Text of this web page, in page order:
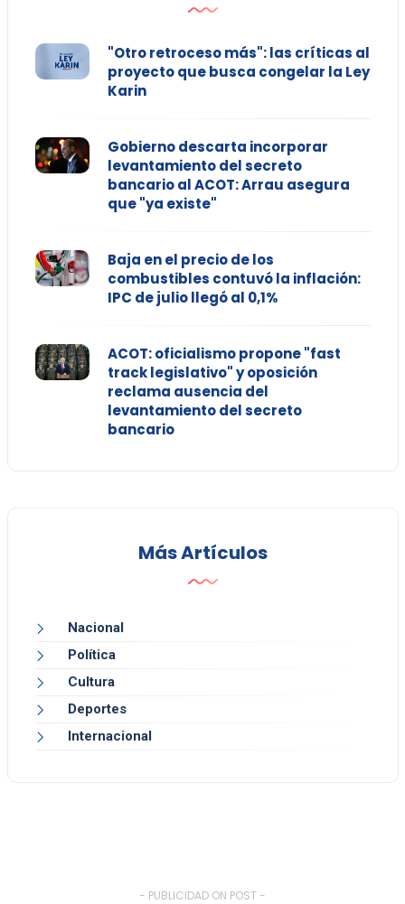
"Otro retroceso más": las críticas al
proyecto que busca congelar la Ley
Karin
Gobierno descarta incorporar
levantamiento del secreto
bancario al ACOT: Arrau asegura
que "ya existe"
Baja en el precio de los
combustibles contuvó la inflación:
IPC de julio llegó al 0,1%
ACOT: oficialismo propone "fast
track legislativo" y oposición
reclama ausencia del
levantamiento del secreto
bancario
Más Artículos
Nacional
Política
Cultura
Deportes
Internacional
- PUBLICIDAD ON POST -